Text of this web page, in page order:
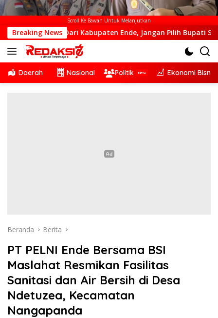
Scroll Ke Bawah Untuk Melanjutkan
Breaking News
Dari Kabupaten Ende, Jangan Pilih Bupati Suka ‘Wora-
Daerah Nasional Politik Ekonomi Bisnis
Beranda Berita
PT PELNI Ende Bersama BSI
Maslahat Resmikan Fasilitas
Sanitasi dan Air Bersih di Desa
Ndetuzea, Kecamatan
Nangapanda